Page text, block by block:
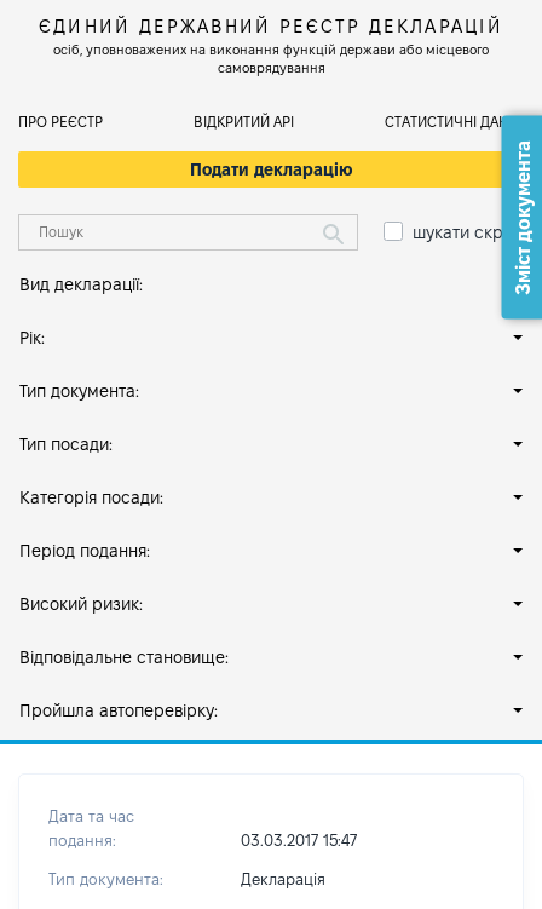
ЄДИНИЙ ДЕРЖАВНИЙ РЕЄСТР ДЕКЛАРАЦІЙ
осіб, уповноважених на виконання функцій держави або місцевого
самоврядування
ПРО РЕЄСТР ВІДКРИТИЙ АРІ СТАТИСТИЧНІ ДАНІ
Подати декларацію
шукати скрізь
Вид декларації:
Рік:
Тип документа:
Тип посади:
Категорія посади:
Період подання:
Високий ризик:
Відповідальне становище:
Пройшла автоперевірку:
Дата та час
подання:
03.03.2017 15:47
Тип документа: Декларація
Зміст документа